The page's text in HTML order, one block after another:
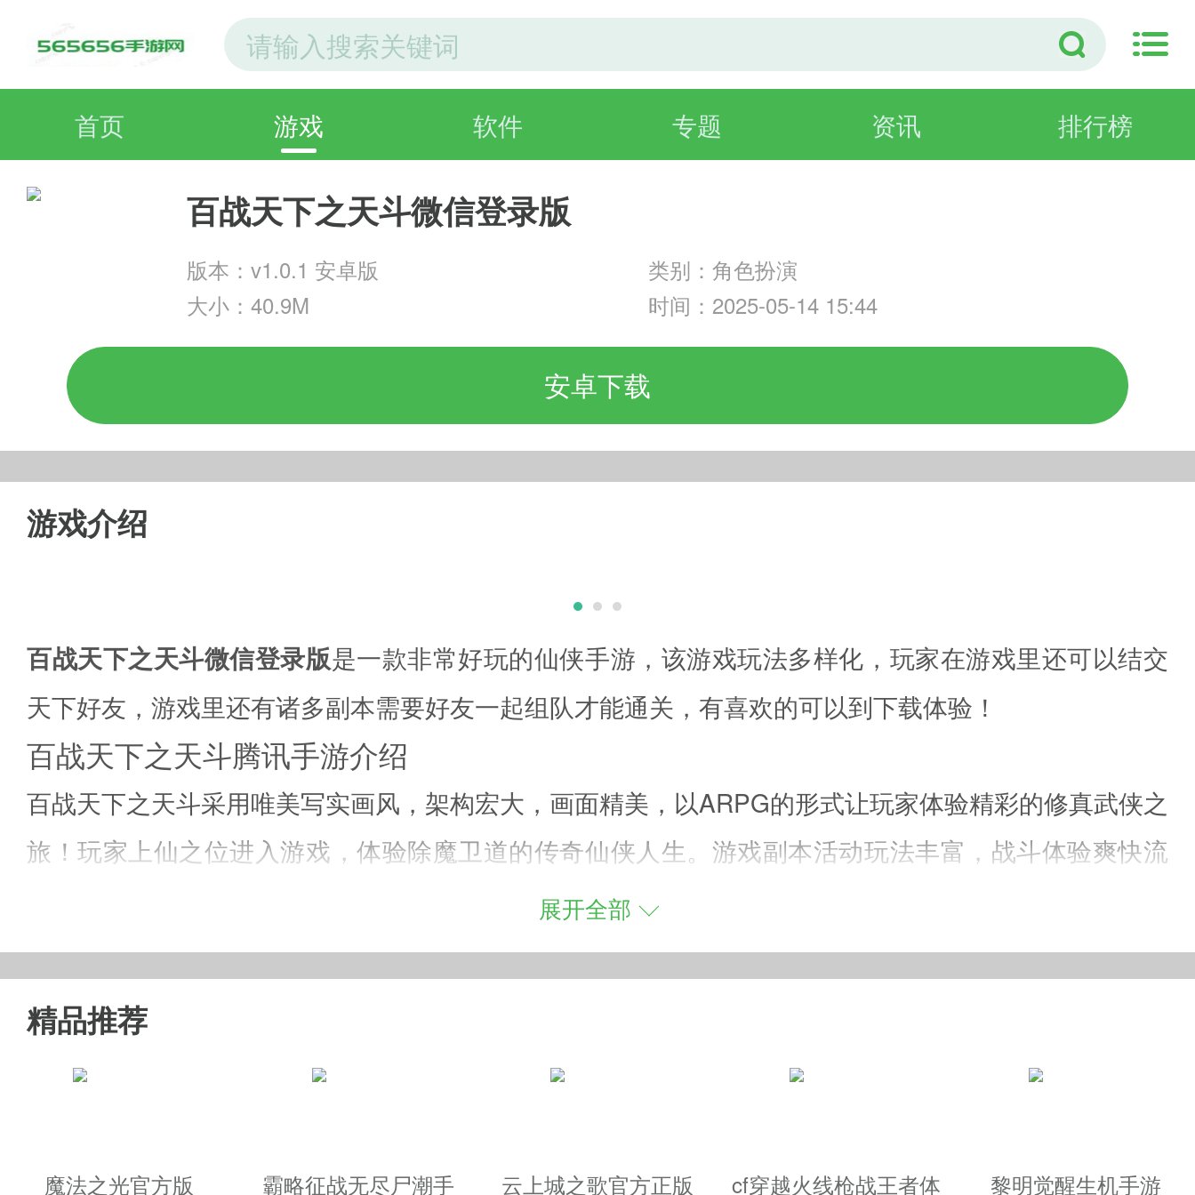
首页 游戏 软件 专题 资讯 排行榜
百战天下之天斗微信登录版
版本：v1.0.1 安卓版
类别：角色扮演
大小：40.9M
时间：2025-05-14 15:44
安卓下载
游戏介绍
百战天下之天斗微信登录版是一款非常好玩的仙侠手游，该游戏玩法多样化，玩家在游戏里还可以结交
天下好友，游戏里还有诸多副本需要好友一起组队才能通关，有喜欢的可以到下载体验！
百战天下之天斗腾讯手游介绍
百战天下之天斗采用唯美写实画风，架构宏大，画面精美，以ARPG的形式让玩家体验精彩的修真武侠之
旅！玩家上仙之位进入游戏，体验除魔卫道的传奇仙侠人生。游戏副本活动玩法丰富，战斗体验爽快流
畅，更有宠物、神兵、极品坐骑等助战PK，仙魔斗法，震撼来袭！
百战天下之天斗腾讯游戏特色
1、多种玩法跨服竞技，实力斗梦关卡PK，不一样的修仙战役众多经典侠客角色任你挑选
展开全部
精品推荐
魔法之光官方版
霸略征战无尽尸潮手
云上城之歌官方正版
cf穿越火线枪战王者体
黎明觉醒生机手游